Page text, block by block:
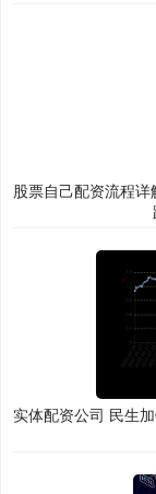
股票自己配资流程
实体配资公司 民生